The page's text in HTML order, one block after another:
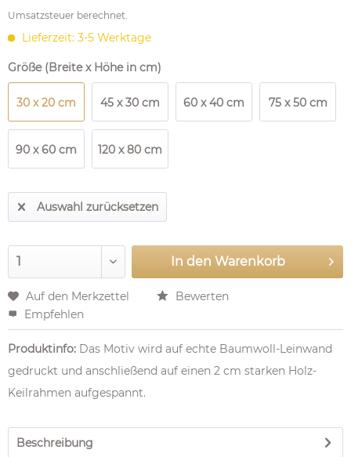
Umsatzsteuer berechnet.
Lieferzeit: 3-5 Werktage
Größe (Breite x Höhe in cm)
30 x 20 cm 45 x 30 cm 60 x 40 cm 75 x 50 cm
90 x 60 cm 120 x 80 cm
Auswahl zurücksetzen
In den Warenkorb
Auf den Merkzettel
Bewerten
Empfehlen
Produktinfo: Das Motiv wird auf echte Baumwoll-Leinwand
gedruckt und anschließend auf einen 2 cm starken Holz-
Keilrahmen aufgespannt.
Beschreibung